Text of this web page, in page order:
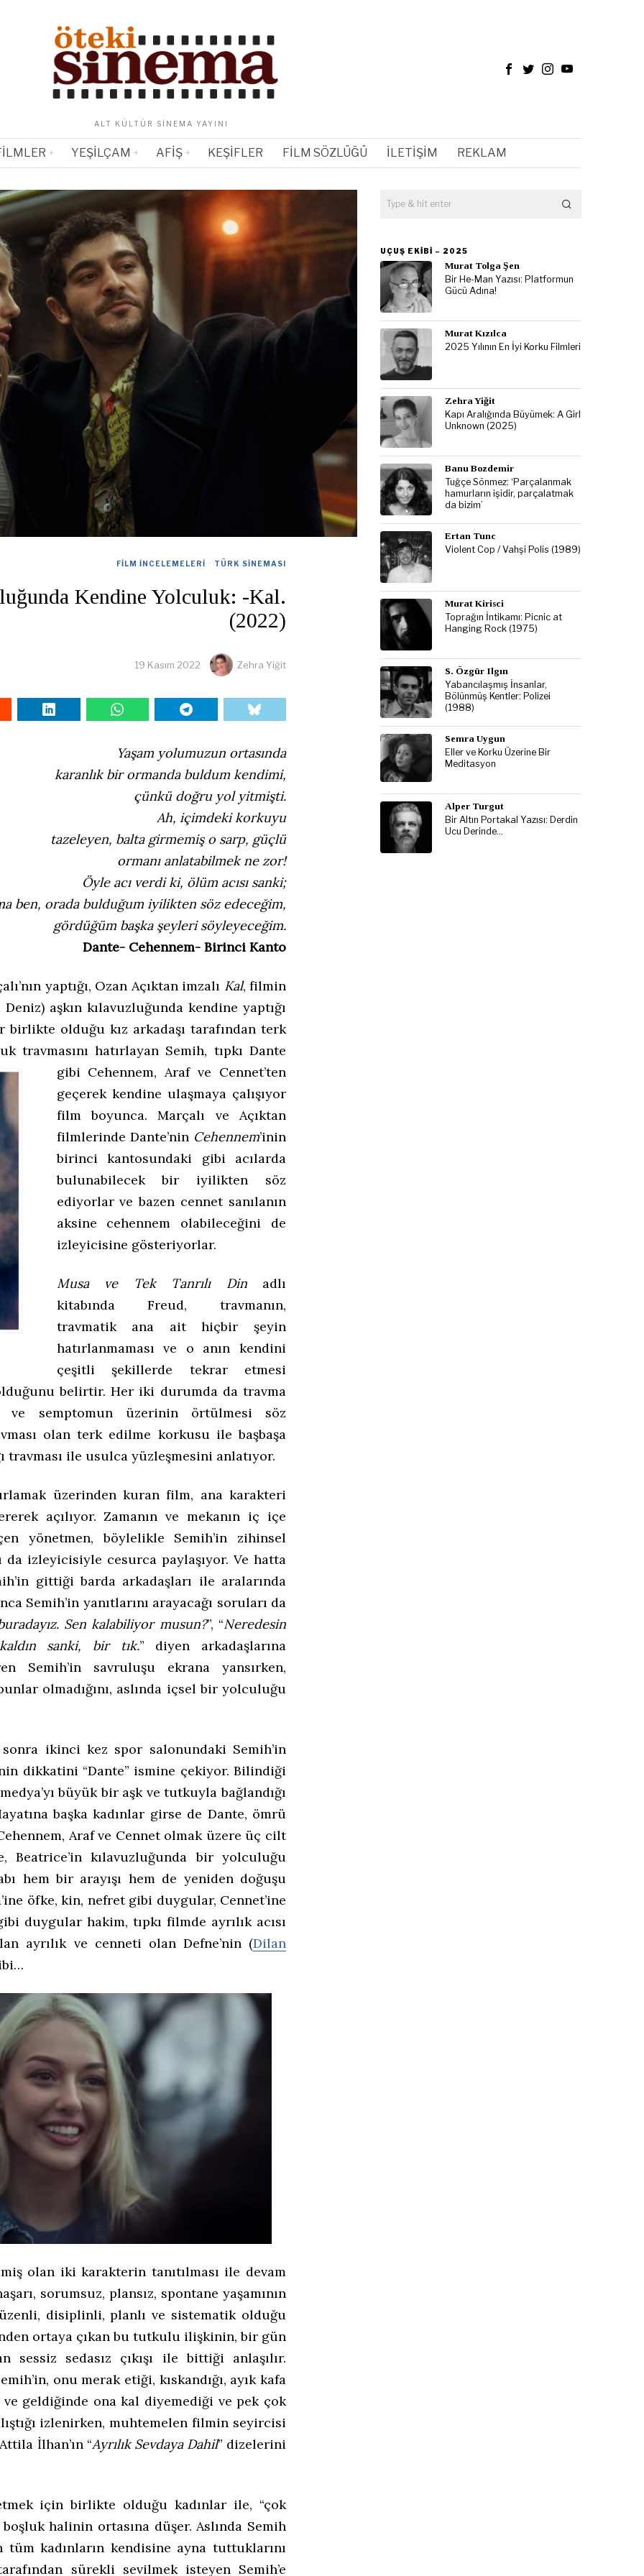
ALT KÜLTÜR SINEMA YAYINI
YEŞILÇAM AFIŞ KEŞIFLER FILM SÖZLÜĞÜ İLETIŞIM REKLAM
FILM İNCELEMELERI · TÜRK SINEMASI
Kendine Yolculuk: -Kal.
(2022)
19 Kasım 2022 Zehra Yiğit
Yaşam yolumuzun ortasında
karanlık bir ormanda buldum kendimi,
çünkü doğru yol yitmişti.
Ah, içimdeki korkuyu
tazeleyen, balta girmemiş o sarp, güçlü
ormanı anlatabilmek ne zor!
Öyle acı verdi ki, ölüm acısı sanki;
ben, orada bulduğum iyilikten söz edeceğim,
gördüğüm başka şeyleri söyleyeceğim.
Dante- Cehennem- Birinci Kanto
yaptığı, Ozan Açıktan imzalı Kal, filmin
aşkın kılavuzluğunda kendine yaptığı
birlikte olduğu kız arkadaşı tarafından terk
travmasını hatırlayan Semih, tıpkı Dante
gibi Cehennem, Araf ve Cennet’ten
geçerek kendine ulaşmaya çalışıyor
film boyunca. Marçalı ve Açıktan
filmlerinde Dante’nin Cehennem’inin
birinci kantosundaki gibi acılarda
bulunabilecek bir iyilikten söz
ediyorlar ve bazen cennet sanılanın
aksine cehennem olabileceğini de
izleyicisine gösteriyorlar.
Musa ve Tek Tanrılı Dinadlı
kitabında Freud, travmanın,
travmatik ana ait hiçbir şeyin
hatırlanmaması ve o anın kendini
çeşitli şekillerde tekrar etmesi
belirtir. Her iki durumda da travma
ve semptomun üzerinin örtülmesi söz
olan terk edilme korkusu ile başbaşa
travması ile usulca yüzleşmesini anlatıyor.
üzerinden kuran film, ana karakteri
açılıyor. Zamanın ve mekanın iç içe
yönetmen, böylelikle Semih’in zihinsel
da izleyicisiyle cesurca paylaşıyor. Ve hatta
gittiği barda arkadaşları ile aralarında
Semih’in yanıtlarını arayacağı soruları da
Sen kalabiliyor musun?”, “Neredesin
sanki, bir tık.” diyen arkadaşlarına
Semih’in savruluşu ekrana yansırken,
olmadığını, aslında içsel bir yolculuğu
sonra ikinci kez spor salonundaki Semih’in
dikkatini “Dante” ismine çekiyor. Bilindiği
büyük bir aşk ve tutkuyla bağlandığı
başka kadınlar girse de Dante, ömrü
Araf ve Cennet olmak üzere üç cilt
Beatrice’in kılavuzluğunda bir yolculuğu
hem bir arayışı hem de yeniden doğuşu
öfke, kin, nefret gibi duygular, Cennet’ine
duygular hakim, tıpkı filmde ayrılık acısı
ayrılık ve cenneti olan Defne’nin (Dilan
olan iki karakterin tanıtılması ile devam
sorumsuz, plansız, spontane yaşamının
disiplinli, planlı ve sistematik olduğu
ortaya çıkan bu tutkulu ilişkinin, bir gün
sessiz sedasız çıkışı ile bittiği anlaşılır.
onu merak etiği, kıskandığı, ayık kafa
ve geldiğinde ona kal diyemediği ve pek çok
izlenirken, muhtemelen filmin seyircisi
İlhan’ın “Ayrılık Sevdaya Dahil” dizelerini
için birlikte olduğu kadınlar ile, “çok
halinin ortasına düşer. Aslında Semih
tüm kadınların kendisine ayna tuttuklarını
sürekli sevilmek isteyen Semih’e
UÇUŞ EKIBI – 2025
Murat Tolga Şen
Bir He-Man Yazısı: Platformun
Gücü Adına!
Murat Kızılca
2025 Yılının En İyi Korku Filmleri
Zehra Yiğit
Kapı Aralığında Büyümek: A Girl
Unknown (2025)
Banu Bozdemir
Tuğçe Sönmez: ‘Parçalanmak
hamurların işidir, parçalatmak
da bizim’
Ertan Tunc
Violent Cop / Vahşi Polis (1989)
Murat Kirisci
Toprağın İntikamı: Picnic at
Hanging Rock (1975)
S. Özgür Ilgın
Yabancılaşmış İnsanlar,
Bölünmüş Kentler: Polizei
(1988)
Semra Uygun
Eller ve Korku Üzerine Bir
Meditasyon
Alper Turgut
Bir Altın Portakal Yazısı: Derdin
Ucu Derinde…